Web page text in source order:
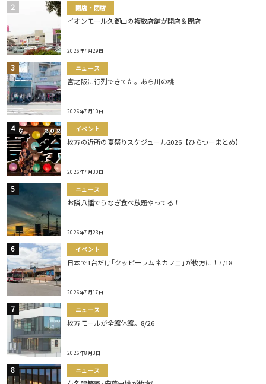
開店・閉店
イオンモール久御山の複数店舗が開店＆閉店
2026年7月29日
ニュース
宮之阪に行列できてた。あら川の桃
2026年7月10日
イベント
枚方の近所の夏祭りスケジュール2026【ひらつーまとめ】
2026年7月30日
ニュース
お隣八幡でうなぎ食べ放題やってる！
2026年7月23日
イベント
日本で1台だけ｢クッピーラムネカフェ｣が枚方に！7/18
2026年7月17日
ニュース
枚方モールが全館休館。8/26
2026年8月3日
ニュース